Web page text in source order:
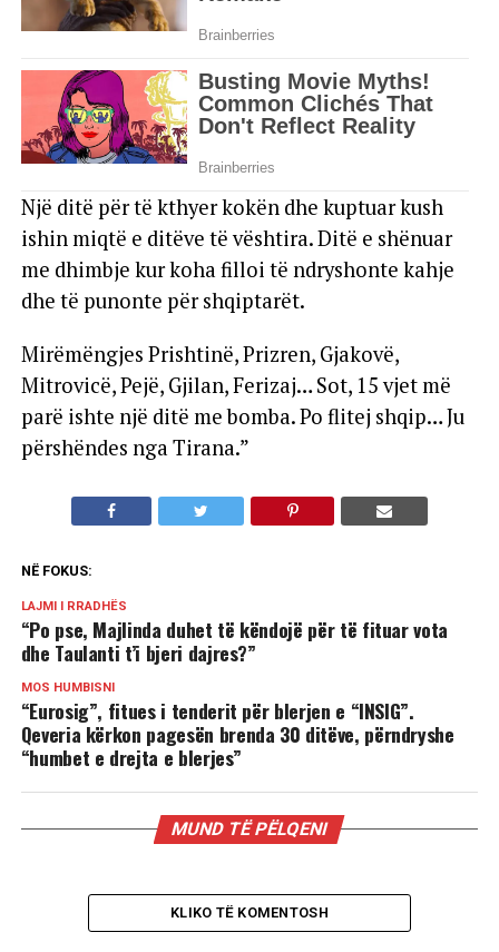
Një ditë për të kthyer kokën dhe kuptuar kush
ishin miqtë e ditëve të vështira. Ditë e shënuar
me dhimbje kur koha filloi të ndryshonte kahje
dhe të punonte për shqiptarët.
Mirëmëngjes Prishtinë, Prizren, Gjakovë,
Mitrovicë, Pejë, Gjilan, Ferizaj… Sot, 15 vjet më
parë ishte një ditë me bomba. Po flitej shqip… Ju
përshëndes nga Tirana.”
NË FOKUS:
LAJMI I RRADHËS
“Po pse, Majlinda duhet të këndojë për të fituar vota
dhe Taulanti t’i bjeri dajres?”
MOS HUMBISNI
“Eurosig”, fitues i tenderit për blerjen e “INSIG”.
Qeveria kërkon pagesën brenda 30 ditëve, përndryshe
“humbet e drejta e blerjes”
MUND TË PËLQENI
KLIKO TË KOMENTOSH